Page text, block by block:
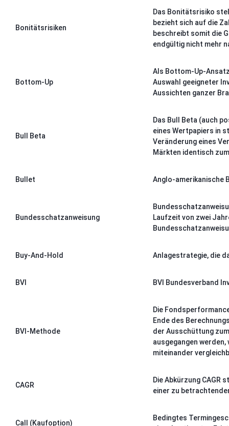
Bonitätsrisiken
Das Bonitätsrisiko
bezieht sich auf die
beschreibt somit die
endgültig nicht mehr
Bottom-Up
Als Bottom-Up-
Auswahl geeigneter
Aussichten ganzer
Bull Beta
Das Bull Beta (auch
eines Wertpapiers in
Veränderung eines
Märkten identisch
Bullet Anglo-amerikanische
Bundesschatzanweisung
Laufzeit von zwei
Buy-And-Hold Anlagestrategie, die
BVI BVI Bundesverband
BVI-Methode
Die
Ende des
der Ausschüttung
ausgegangen
miteinander
CAGR
Die Abkürzung CAGR
einer zu
Call (Kaufoption)
Bedingtes